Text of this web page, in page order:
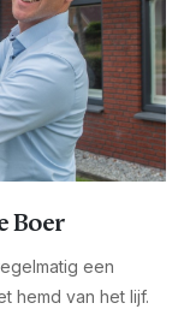
Boer
een
hemd van het lijf.